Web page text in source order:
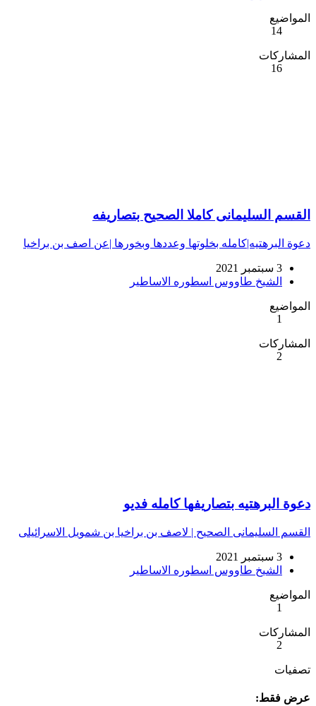
المواضيع
14
المشاركات
16
القسم السليمانى كاملا الصحيح بتصاريفه
دعوة البرهتيه|كامله بخلوتها وعددها وبخورها |عن اصف بن براخيا
3 سبتمبر 2021
الشيخ طاووس اسطوره الاساطير
المواضيع
1
المشاركات
2
دعوة البرهتيه بتصاريفها كامله فديو
القسم السليمانى الصحيح | لاصف بن براخيا بن شمويل الاسرائيلى
3 سبتمبر 2021
الشيخ طاووس اسطوره الاساطير
المواضيع
1
المشاركات
2
تصفيات
عرض فقط: